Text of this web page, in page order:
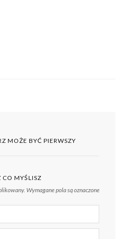
MOŻE BYĆ PIERWSZY
CO MYŚLISZ
Wymagane pola są oznaczone